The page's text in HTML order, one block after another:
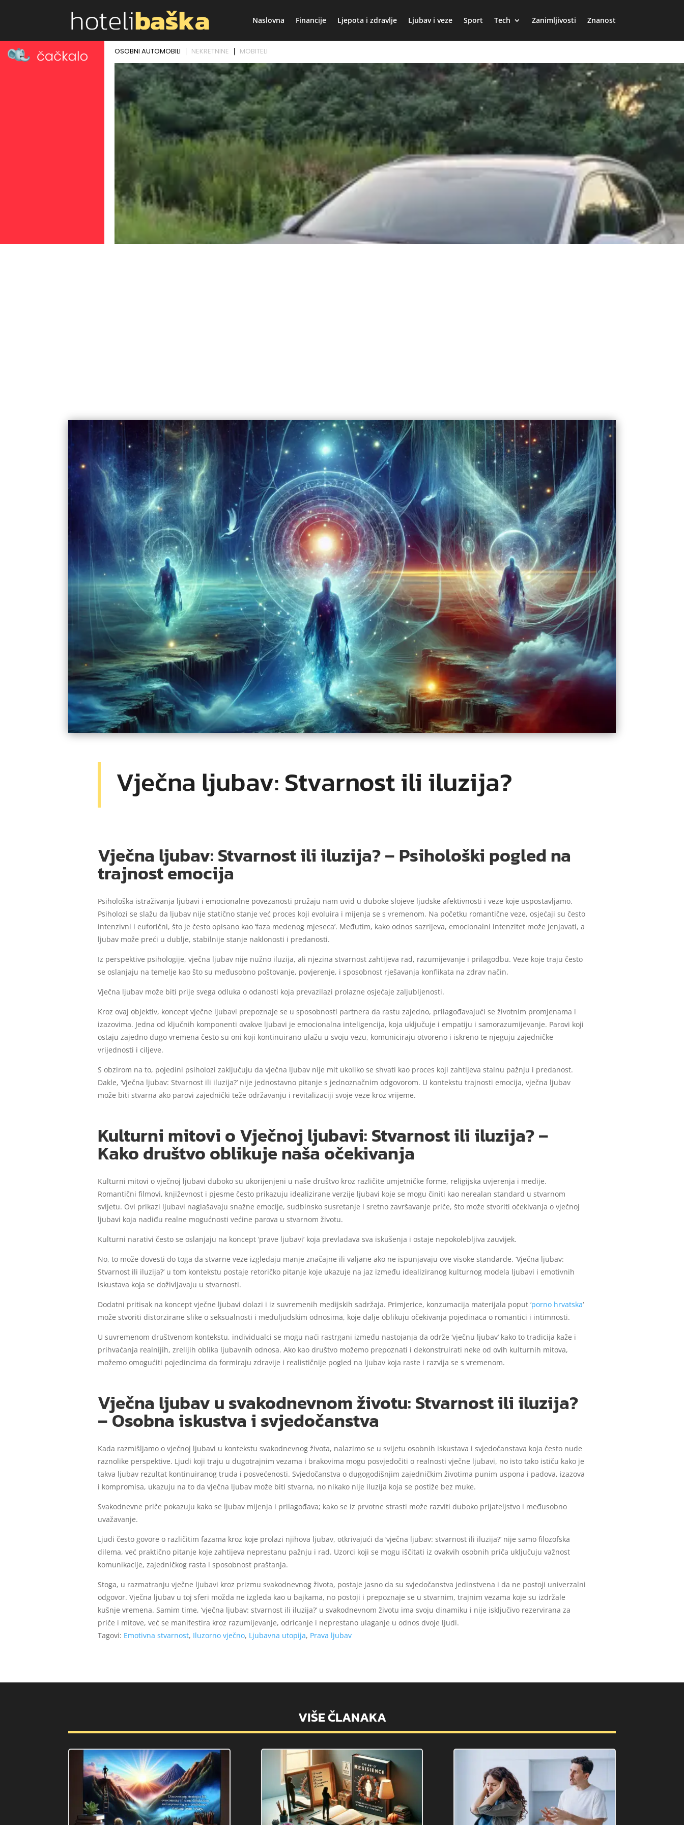
Naslovna Financije Ljepota i zdravlje Ljubav i veze Sport Tech Zanimljivosti Znanost
Vječna ljubav: Stvarnost ili iluzija?
Vječna ljubav: Stvarnost ili iluzija? – Psihološki pogled na
trajnost emocija
Psihološka istraživanja ljubavi i emocionalne povezanosti pružaju nam uvid u duboke slojeve ljudske afektivnosti i veze koje uspostavljamo.
Psiholozi se slažu da ljubav nije statično stanje već proces koji evoluira i mijenja se s vremenom. Na početku romantične veze, osjećaji su često
intenzivni i euforični, što je često opisano kao ‘faza medenog mjeseca’. Međutim, kako odnos sazrijeva, emocionalni intenzitet može jenjavati, a
ljubav može preći u dublje, stabilnije stanje naklonosti i predanosti.
Iz perspektive psihologije, vječna ljubav nije nužno iluzija, ali njezina stvarnost zahtijeva rad, razumijevanje i prilagodbu. Veze koje traju često
se oslanjaju na temelje kao što su međusobno poštovanje, povjerenje, i sposobnost rješavanja konflikata na zdrav način.
Vječna ljubav može biti prije svega odluka o odanosti koja prevazilazi prolazne osjećaje zaljubljenosti.
Kroz ovaj objektiv, koncept vječne ljubavi prepoznaje se u sposobnosti partnera da rastu zajedno, prilagođavajući se životnim promjenama i
izazovima. Jedna od ključnih komponenti ovakve ljubavi je emocionalna inteligencija, koja uključuje i empatiju i samorazumijevanje. Parovi koji
ostaju zajedno dugo vremena često su oni koji kontinuirano ulažu u svoju vezu, komuniciraju otvoreno i iskreno te njeguju zajedničke
vrijednosti i ciljeve.
S obzirom na to, pojedini psiholozi zaključuju da vječna ljubav nije mit ukoliko se shvati kao proces koji zahtijeva stalnu pažnju i predanost.
Dakle, ‘Vječna ljubav: Stvarnost ili iluzija?’ nije jednostavno pitanje s jednoznačnim odgovorom. U kontekstu trajnosti emocija, vječna ljubav
može biti stvarna ako parovi zajednički teže održavanju i revitalizaciji svoje veze kroz vrijeme.
Kulturni mitovi o Vječnoj ljubavi: Stvarnost ili iluzija? –
Kako društvo oblikuje naša očekivanja
Kulturni mitovi o vječnoj ljubavi duboko su ukorijenjeni u naše društvo kroz različite umjetničke forme, religijska uvjerenja i medije.
Romantični filmovi, književnost i pjesme često prikazuju idealizirane verzije ljubavi koje se mogu činiti kao nerealan standard u stvarnom
svijetu. Ovi prikazi ljubavi naglašavaju snažne emocije, sudbinsko susretanje i sretno završavanje priče, što može stvoriti očekivanja o vječnoj
ljubavi koja nadiđu realne mogućnosti većine parova u stvarnom životu.
Kulturni narativi često se oslanjaju na koncept ‘prave ljubavi’ koja prevladava sva iskušenja i ostaje nepokolebljiva zauvijek.
No, to može dovesti do toga da stvarne veze izgledaju manje značajne ili valjane ako ne ispunjavaju ove visoke standarde. ‘Vječna ljubav:
Stvarnost ili iluzija?’ u tom kontekstu postaje retoričko pitanje koje ukazuje na jaz između idealiziranog kulturnog modela ljubavi i emotivnih
iskustava koja se doživljavaju u stvarnosti.
Dodatni pritisak na koncept vječne ljubavi dolazi i iz suvremenih medijskih sadržaja. Primjerice, konzumacija materijala poput ‘porno hrvatska‘
može stvoriti distorzirane slike o seksualnosti i međuljudskim odnosima, koje dalje oblikuju očekivanja pojedinaca o romantici i intimnosti.
U suvremenom društvenom kontekstu, individualci se mogu naći rastrgani između nastojanja da održe ‘vječnu ljubav’ kako to tradicija kaže i
prihvaćanja realnijih, zrelijih oblika ljubavnih odnosa. Ako kao društvo možemo prepoznati i dekonstruirati neke od ovih kulturnih mitova,
možemo omogućiti pojedincima da formiraju zdravije i realističnije pogled na ljubav koja raste i razvija se s vremenom.
Vječna ljubav u svakodnevnom životu: Stvarnost ili iluzija?
– Osobna iskustva i svjedočanstva
Kada razmišljamo o vječnoj ljubavi u kontekstu svakodnevnog života, nalazimo se u svijetu osobnih iskustava i svjedočanstava koja često nude
raznolike perspektive. Ljudi koji traju u dugotrajnim vezama i brakovima mogu posvjedočiti o realnosti vječne ljubavi, no isto tako ističu kako je
takva ljubav rezultat kontinuiranog truda i posvećenosti. Svjedočanstva o dugogodišnjim zajedničkim životima punim uspona i padova, izazova
i kompromisa, ukazuju na to da vječna ljubav može biti stvarna, no nikako nije iluzija koja se postiže bez muke.
Svakodnevne priče pokazuju kako se ljubav mijenja i prilagođava; kako se iz prvotne strasti može razviti duboko prijateljstvo i međusobno
uvažavanje.
Ljudi često govore o različitim fazama kroz koje prolazi njihova ljubav, otkrivajući da ‘vječna ljubav: stvarnost ili iluzija?’ nije samo filozofska
dilema, već praktično pitanje koje zahtijeva neprestanu pažnju i rad. Uzorci koji se mogu iščitati iz ovakvih osobnih priča uključuju važnost
komunikacije, zajedničkog rasta i sposobnost praštanja.
Stoga, u razmatranju vječne ljubavi kroz prizmu svakodnevnog života, postaje jasno da su svjedočanstva jedinstvena i da ne postoji univerzalni
odgovor. Vječna ljubav u toj sferi možda ne izgleda kao u bajkama, no postoji i prepoznaje se u stvarnim, trajnim vezama koje su izdržale
kušnje vremena. Samim time, ‘vječna ljubav: stvarnost ili iluzija?’ u svakodnevnom životu ima svoju dinamiku i nije isključivo rezervirana za
priče i mitove, već se manifestira kroz razumijevanje, odricanje i neprestano ulaganje u odnos dvoje ljudi.
Tagovi: Emotivna stvarnost, Iluzorno vječno, Ljubavna utopija, Prava ljubav
VIŠE ČLANAKA